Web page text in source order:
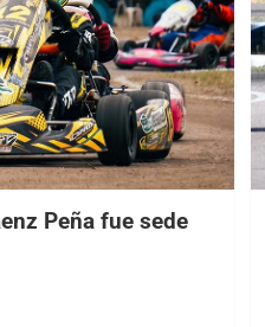
Peña fue sede